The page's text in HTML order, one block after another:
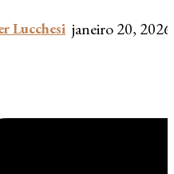
Lucchesi janeiro 20, 2026